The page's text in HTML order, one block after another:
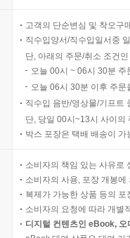
과 예술 정신 속에 담긴
어 주어야 하는 이유가
고객의 단순변심 및 착오구
직수입양서/직수입일서중
단, 아래의 주문/취소 조건
오늘 00시 ~ 06시 30분
오늘 06시 30분 이후 주
직수입 음반/영상물/기프트
단, 당일 00시~13시 사이의
박스 포장은 택배 배송이
소비자의 책임 있는 사유로
소비자의 사용, 포장 개봉
복제가 가능한 상품 등의
소비자의 요청에 따라 개별
디지털 컨텐츠인 eBook,